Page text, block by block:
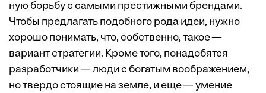
ную борьбу с самыми престижными брендами.
Чтобы предлагать подобного рода идеи, нужно
хорошо понимать, что, собственно, такое —
вариант стратегии. Кроме того, понадобятся
разработчики — люди с богатым воображением,
но твердо стоящие на земле, и еще — ­умение